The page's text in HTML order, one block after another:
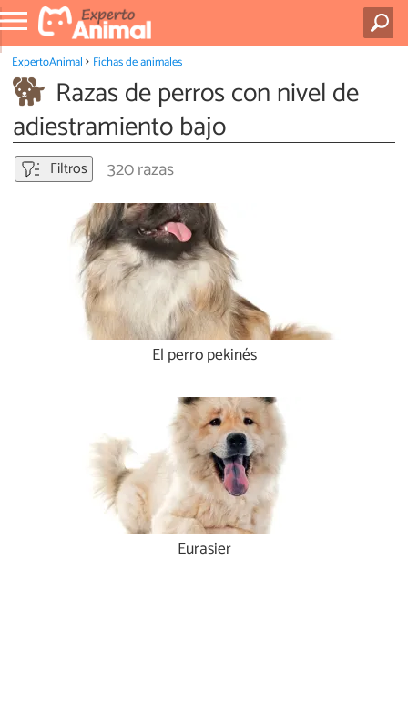
ExpertoAnimal Fichas de animales
Razas de perros con nivel de
adiestramiento bajo
Filtros 320 razas
El perro pekinés
Eurasier